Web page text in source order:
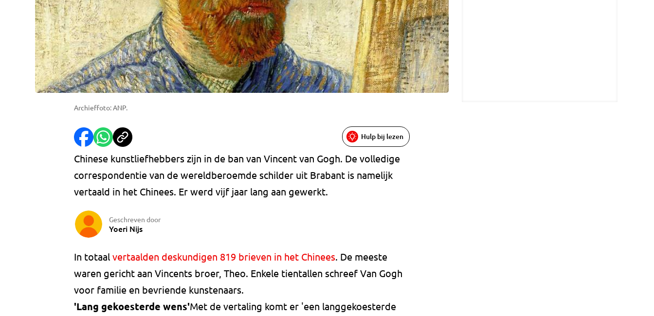
Archieffoto: ANP.
Hulp bij lezen
Chinese kunstliefhebbers zijn in de ban van Vincent van Gogh. De volledige
correspondentie van de wereldberoemde schilder uit Brabant is namelijk
vertaald in het Chinees. Er werd vijf jaar lang aan gewerkt.
Geschreven door
Yoeri Nijs
In totaal vertaalden deskundigen 819 brieven in het Chinees. De meeste
waren gericht aan Vincents broer, Theo. Enkele tientallen schreef Van Gogh
voor familie en bevriende kunstenaars.
'Lang gekoesterde wens'Met de vertaling komt er 'een langgekoesterde